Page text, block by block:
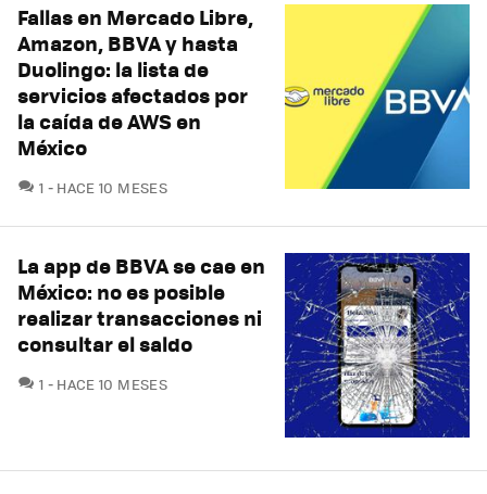
Fallas en Mercado Libre,
Amazon, BBVA y hasta
Duolingo: la lista de
servicios afectados por
la caída de AWS en
México
1 COMENTARIOS
HACE 10 MESES
La app de BBVA se cae en
México: no es posible
realizar transacciones ni
consultar el saldo
1 COMENTARIOS
HACE 10 MESES